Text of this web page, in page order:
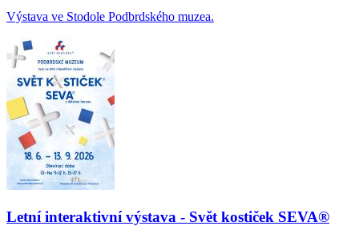
Výstava ve Stodole Podbrdského muzea.
Letní interaktivní výstava - Svět kostiček SEVA®